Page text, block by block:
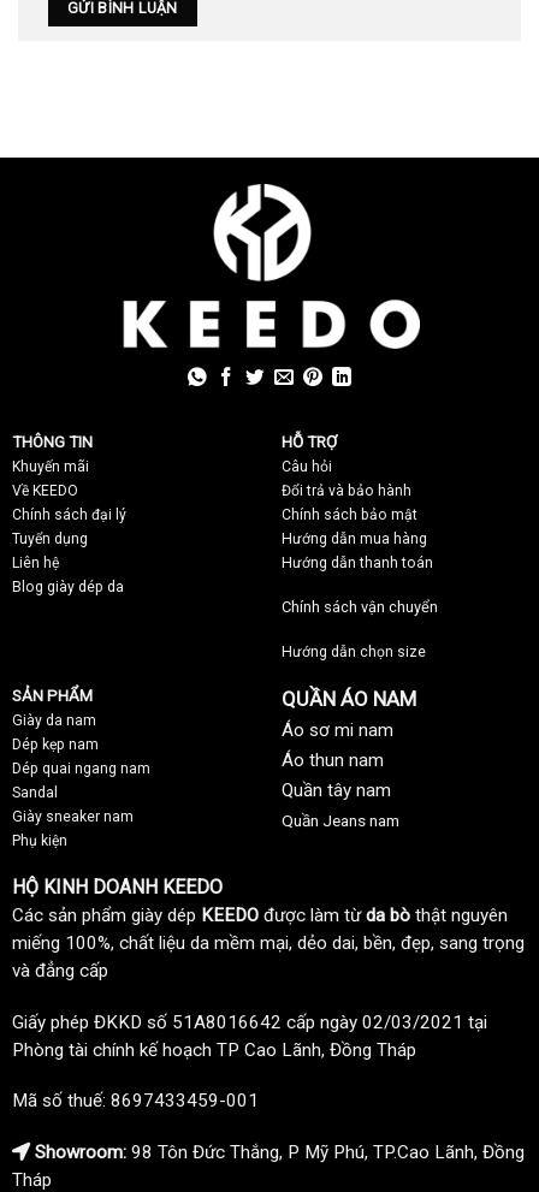
THÔNG TIN
Khuyến mãi
Về KEEDO
Chính sách đại lý
Tuyển dụng
Liên hệ
Blog giày dép da
HỖ TRỢ
Câu hỏi
Đổi trả và bảo hành
Chính sách bảo mật
Hướng dẫn mua hàng
Hướng dẫn thanh toán
Chính sách vận chuyển
Hướng dẫn chọn size
SẢN PHẨM
Giày da nam
Dép kẹp nam
Dép quai ngang nam
Sandal
Giày sneaker nam
Phụ kiện
QUẦN ÁO NAM
Áo sơ mi nam
Áo thun nam
Quần tây nam
Quần Jeans nam
HỘ KINH DOANH KEEDO
Các sản phẩm giày dép KEEDO được làm từda bò thật nguyên
miếng 100%, chất liệu da mềm mại, dẻo dai, bền, đẹp, sang trọng
và đẳng cấp
Giấy phép ĐKKD số 51A8016642 cấp ngày 02/03/2021 tại
Phòng tài chính kế hoạch TP Cao Lãnh, Đồng Tháp
Mã số thuế: 8697433459-001
Showroom: 98 Tôn Đức Thắng, P Mỹ Phú, TP.Cao Lãnh, Đồng
Tháp